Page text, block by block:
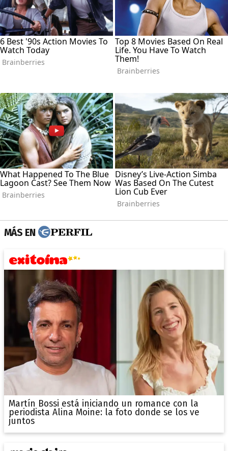
MÁS EN
Martín Bossi está iniciando un romance con la
periodista Alina Moine: la foto donde se los ve
juntos